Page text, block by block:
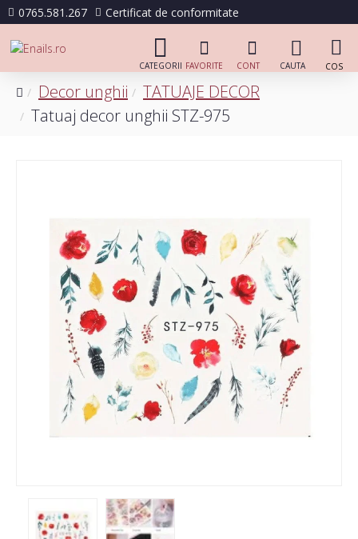
0765.581.267 Certificat de conformitate
Decor unghii
TATUAJE DECOR
Tatuaj decor unghii STZ-975